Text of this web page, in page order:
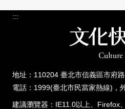
:::
地址：110204 臺北市信義區市府
電話：1999(臺北市民當家熱線)，
建議瀏覽器：IE11.0以上、Firefox